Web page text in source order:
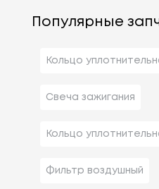
Популярные
Кольцо
Свеча зажигания
Кольцо
Фильтр воздушный